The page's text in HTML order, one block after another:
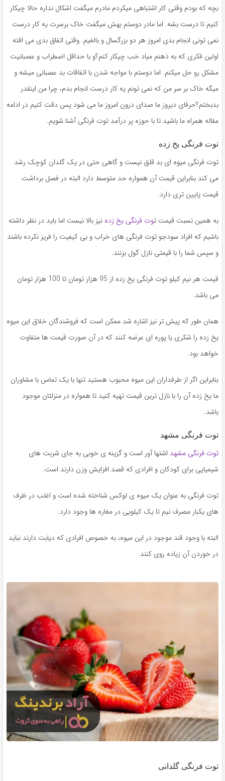
بچه که بودم وقتی کار اشتباهی میکردم مادرم میگفت اشکال نداره حالا چیکار
کنیم تا درست بشه. اما مادر دوستم بهش میگفت خاک برسرت یه کار درست
نمی تونی انجام بدی امروز هر دو بزرگسال و بالغیم. وقتی اتفاق بدی می افته
اولین فکری که به ذهنم میاد خب چیکار کنم؟و با حداقل اضطراب و عصبانیت
مشکل رو حل میکنم. اما دوستم با مواجه شدن با اتفاقات بد عصبانی میشه و
میگه خاک بر سر من که نمی تونم یه کار درست انجام بدم، چرا من اینقدر
بدبختم؟حرفای دیروز ما صدای درون امروز ما می شود پس دقت کنیم در ادامه
مقاله همراه ما باشید تا با حوزه پر درآمد توت فرنگی آشنا شویم.
توت فرنگی یخ زده
توت فرنگی میوه ای بد قلق نیست و گاهی حتی در یک گلدان کوچک رشد
می کند بنابراین قیمت آن همواره حد متوسط دارد البته در فصل برداشت
قیمت پایین تری دارد.
به همین نسبت قیمت توت فرنگی یخ زده نیز بالا نیست اما باید در نظر داشته
باشیم که افراد سودجو توت فرنگی های خراب و بی کیفیت را فریز نکرده باشند
و سپس شما را با قیمتی نازل گول بزنند.
قیمت هر نیم کیلو توت فرنگی یخ زده از 95 هزار تومان تا 100 هزار تومان
می باشد.
همان طور که پیش تر نیز اشاره شد ممکن است که فروشندگان خلاق این میوه
یخ زده را شکری یا پوره ای عرضه کنند که در آن صورت قیمت ها متفاوت
خواهد بود.
بنابراین اگر از طرفداران این میوه محبوب هستید تنها با یک تماس با مشاوران
ما یخ زده آن را با نازل ترین قیمت تهیه کنید تا همواره در منزلتان موجود
باشد.
توت فرنگی مشهد
توت فرنگی مشهد اشتها آور است و گزینه ی خوبی به جای شربت های
شیمیایی برای کودکان و افرادی که قصد افزایش وزن دارند است.
توت فرنگی به عنوان یک میوه ی لوکس شناخته شده است و اغلب در ظرف
های یکبار مصرف نیم تا یک کیلویی در مغازه ها وجود دارد.
البته با وجود قند موجود در این میوه، به خصوص افرادی که دیابت دارند نباید
در خوردن آن زیاده روی کنند‌.
توت فرنگی گلدانی